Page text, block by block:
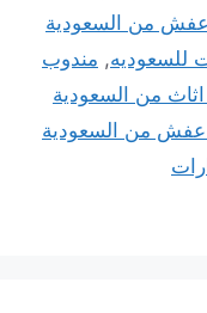
من السعودية
للسعوديه, مندوب
من السعودية
من السعودية